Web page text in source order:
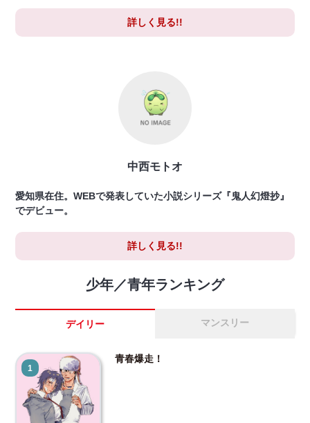
詳しく見る!!
中西モトオ
愛知県在住。WEBで発表していた小説シリーズ『鬼人幻燈抄』
でデビュー。
詳しく見る!!
少年／青年ランキング
デイリー マンスリー
1
青春爆走！